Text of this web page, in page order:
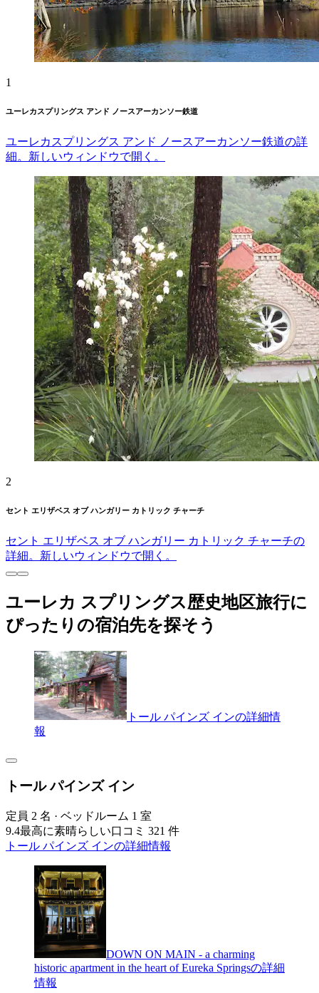
1
ユーレカスプリングス アンド ノースアーカンソー鉄道
ユーレカスプリングス アンド ノースアーカンソー鉄道の詳
細。新しいウィンドウで開く。
2
セント エリザベス オブ ハンガリー カトリック チャーチ
セント エリザベス オブ ハンガリー カトリック チャーチの
詳細。新しいウィンドウで開く。
ユーレカ スプリングス歴史地区旅行に
ぴったりの宿泊先を探そう
トール パインズ インの詳細情
報
トール パインズ イン
定員 2 名 · ベッドルーム 1 室
9.4最高に素晴らしい口コミ 321 件
トール パインズ インの詳細情報
DOWN ON MAIN - a charming
historic apartment in the heart of Eureka Springsの詳細
情報